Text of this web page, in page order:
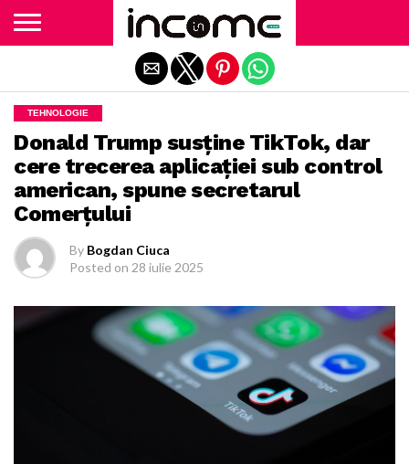
TEHNOLOGIE
Donald Trump susţine TikTok, dar
cere trecerea aplicaţiei sub control
american, spune secretarul
Comerţului
By Bogdan Ciuca
Posted on 28 iulie 2025
Exit mobile version